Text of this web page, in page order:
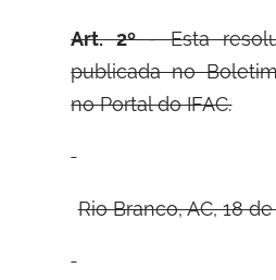
Art. 2º- Esta
publicada no
no Portal do IFAC.
Rio Branco, AC, 18